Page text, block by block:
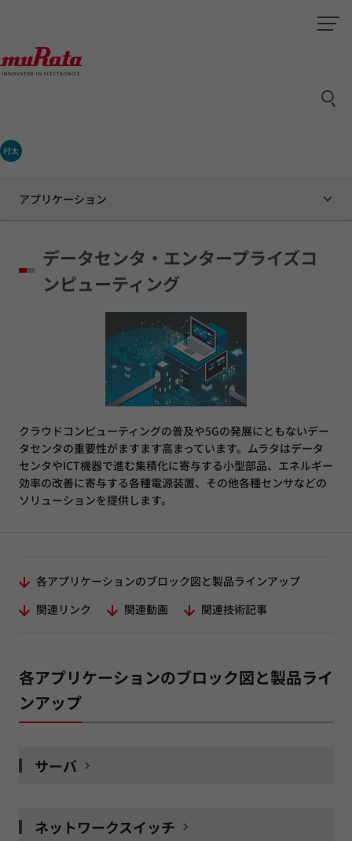
村太
アプリケーション
データセンタ・エンタープライズコ
ンピューティング
クラウドコンピューティングの普及や5Gの発展にともないデー
タセンタの重要性がますます高まっています。ムラタはデータ
センタやICT機器で進む集積化に寄与する小型部品、エネルギー
効率の改善に寄与する各種電源装置、その他各種センサなどの
ソリューションを提供します。
各アプリケーションのブロック図と製品ラインアップ
関連リンク
関連動画 関連技術記事
各アプリケーションのブロック図と製品ライ
ンアップ
サーバ
ネットワークスイッチ